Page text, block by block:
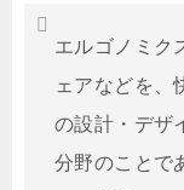
エルゴノミク
ェアなどを、
の設計・デザ
分野のことで